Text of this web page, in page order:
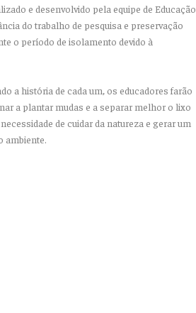
e desenvolvido pela equipe de Educação
do trabalho de pesquisa e preservação
o período de isolamento devido à
a história de cada um, os educadores farão
a plantar mudas e a separar melhor o lixo
de cuidar da natureza e gerar um
ambiente.